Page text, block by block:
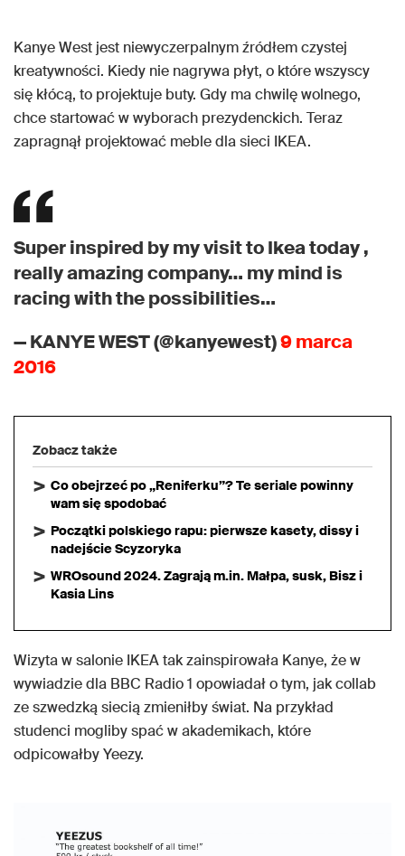
Kanye West jest niewyczerpalnym źródłem czystej
kreatywności. Kiedy nie nagrywa płyt, o które wszyscy
się kłócą, to projektuje buty. Gdy ma chwilę wolnego,
chce startować w wyborach prezydenckich. Teraz
zapragnął projektować meble dla sieci IKEA.
Super inspired by my visit to Ikea today ,
really amazing company… my mind is
racing with the possibilities…
— KANYE WEST (@kanyewest)9 marca
2016
Zobacz także
Co obejrzeć po „Reniferku”? Te seriale powinny
wam się spodobać
Początki polskiego rapu: pierwsze kasety, dissy i
nadejście Scyzoryka
WROsound 2024. Zagrają m.in. Małpa, susk, Bisz i
Kasia Lins
Wizyta w salonie IKEA tak zainspirowała Kanye, że w
wywiadzie dla BBC Radio 1 opowiadał o tym, jak collab
ze szwedzką siecią zmieniłby świat. Na przykład
studenci mogliby spać w akademikach, które
odpicowałby Yeezy.